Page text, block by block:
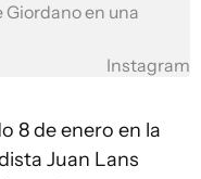
Giordano en una
Instagram
8 de enero en la
Juan Lans